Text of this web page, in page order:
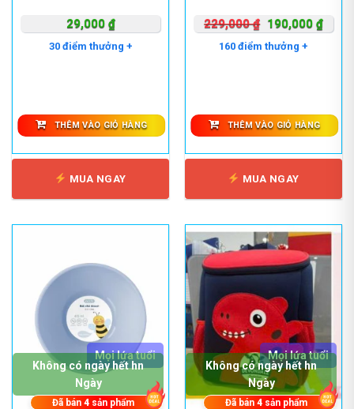
29,000 ₫
30 điểm thưởng +
THÊM VÀO GIỎ HÀNG
MUA NGAY
229,000₫ Giá
gốc
190,000 ₫Giá
160 điểm thưởng +
THÊM VÀO GIỎ HÀNG
MUA NGAY
Mọi lứa tuổi
Không có ngày hết hn
Ngày
Đã bán4 sản phẩm
Mọi lứa tuổi
Không có ngày hết hn
Ngày
Đã bán4 sản phẩm